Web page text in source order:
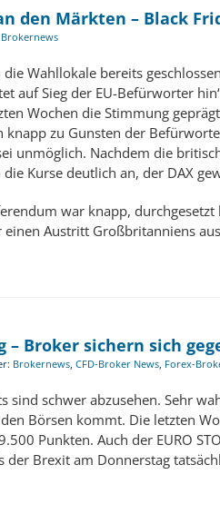
den Märkten – Black
Brokernews
Wahllokale bereits
auf Sieg der EU-Befürworter
Wochen die Stimmung
zu Gunsten der
unmöglich. Nachdem die
Kurse deutlich an, der DAX
war knapp,
Austritt Großbritanniens
Broker sichern sich
Brokernews, CFD-Broker News, Forex-
sind schwer abzusehen. Sehr
Börsen kommt. Die letzten
Punkten. Auch der EURO
der Brexit am Donnerstag